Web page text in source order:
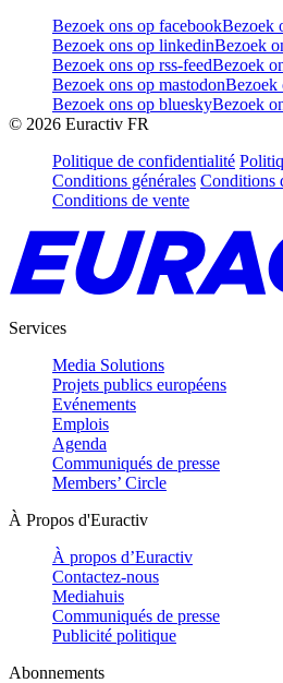
Bezoek ons op facebookBezoek
Bezoek ons op linkedinBezoek
Bezoek ons op rss-feedBezoek
Bezoek ons op mastodonBezoek
Bezoek ons op blueskyBezoek
© 2026 Euractiv FR
Politique de confidentialité
Conditions générales Conditions
Conditions de vente
Services
Media Solutions
Projets publics européens
Evénements
Emplois
Agenda
Communiqués de presse
Members’ Circle
À Propos d'Euractiv
À propos d’Euractiv
Contactez-nous
Mediahuis
Communiqués de presse
Publicité politique
Abonnements